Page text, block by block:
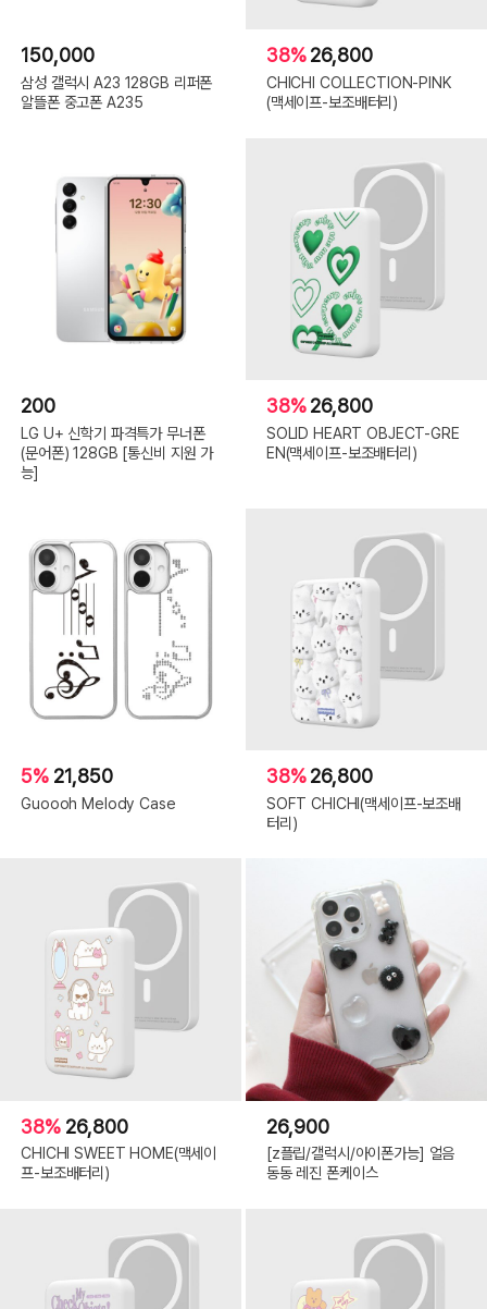
150,000
삼성 갤럭시 A23 128GB 리퍼폰
알뜰폰 중고폰 A235
38%26,800
CHICHI COLLECTION-PINK
(맥세이프-보조배터리)
200
LG U+ 신학기 파격특가 무너폰
(문어폰) 128GB [통신비 지원 가
능]
38%26,800
SOLID HEART OBJECT-GRE
EN(맥세이프-보조배터리)
5% 21,850
Guoooh Melody Case
38%26,800
SOFT CHICHI(맥세이프-보조배
터리)
38% 26,800
CHICHI SWEET HOME(맥세이
프-보조배터리)
26,900
[z플립/갤럭시/아이폰가능] 얼음
동동 레진 폰케이스